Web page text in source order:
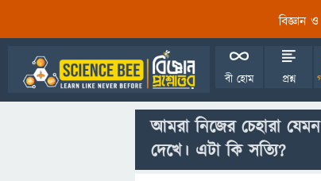
বিজ্ঞান
বী হোম প্রশ্ন
আমরা নিজের চেহারা
দেখে। এটা কি সত্যি?